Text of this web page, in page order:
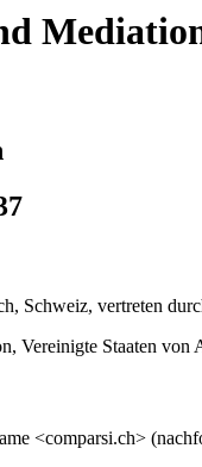
Schweiz, vertreten
Vereinigte Staaten von
<comparsi.ch>